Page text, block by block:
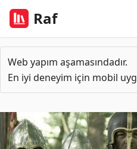
Raf
Web yapım aşamasındadır.
En iyi deneyim için mobil